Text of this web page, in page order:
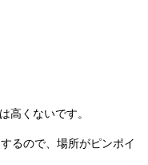
高くないです。
るので、場所がピンポイ